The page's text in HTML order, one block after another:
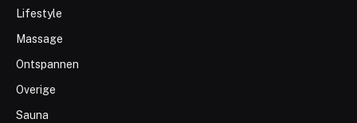
Lifestyle
Massage
Ontspannen
Overige
Sauna